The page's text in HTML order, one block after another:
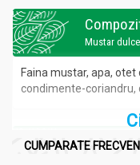
Mustar dulce
Faina mustar, apa, otet
condimente-coriandru,
CUMPARATE